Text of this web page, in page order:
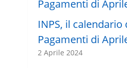
INPS, il calendario
Pagamenti di
2 Aprile 2024